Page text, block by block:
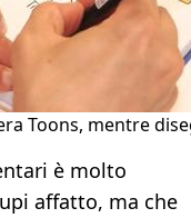
Toons, mentre
è molto
affatto, ma che